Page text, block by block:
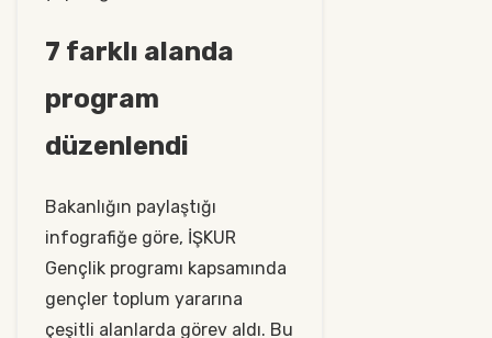
7 farklı alanda
program
düzenlendi
Bakanlığın paylaştığı
infografiğe göre, İŞKUR
Gençlik programı kapsamında
gençler toplum yararına
çeşitli alanlarda görev aldı. Bu